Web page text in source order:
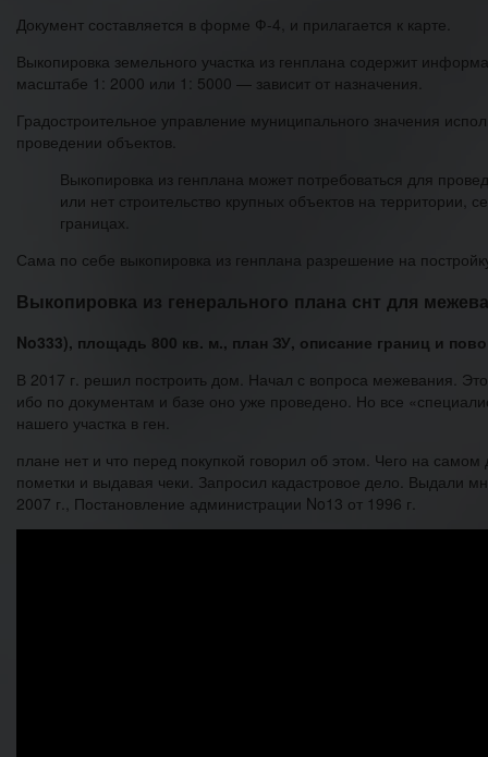
Документ составляется в форме Ф-4, и прилагается к карте.
Выкопировка земельного участка из генплана содержит
масштабе 1: 2000 или 1: 5000 — зависит от назначения.
Градостроительное управление муниципального значения
проведении объектов.
Выкопировка из генплана может потребоваться для
или нет строительство крупных объектов на территории,
границах.
Сама по себе выкопировка из генплана разрешение на
Выкопировка из генерального плана снт для
No333), площадь 800 кв. м., план ЗУ, описание границ и
В 2017 г. решил построить дом. Начал с вопроса межевания.
ибо по документам и базе оно уже проведено. Но все
нашего участка в ген.
плане нет и что перед покупкой говорил об этом. Чего на
пометки и выдавая чеки. Запросил кадастровое дело. Выдали
2007 г., Постановление администрации No13 от 1996 г.